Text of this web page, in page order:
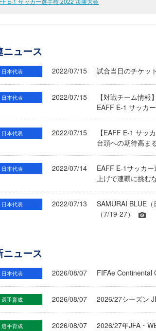
ニュース
日本代表 2022/07/15 試合当日のチケッ
日本代表 2022/07/15
【対戦チーム情
EAFF E-1 サッカ
日本代表 2022/07/15
【EAFF E-1 サッ
台頭への期待高ま
日本代表 2022/07/14
EAFF E-1サッカ
上げで連覇に挑む
日本代表 2022/07/13
SAMURAI BLUE
（7/19-27）
ニュース
日本代表 2026/08/07 FIFAe Continental
選手育成 2026/08/07 2026/27シーズン
選手育成 2026/08/07 2026/27年JFA・